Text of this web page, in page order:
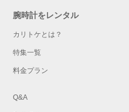
腕時計をレンタル
カリトケとは？
特集一覧
料金プラン
Q&A